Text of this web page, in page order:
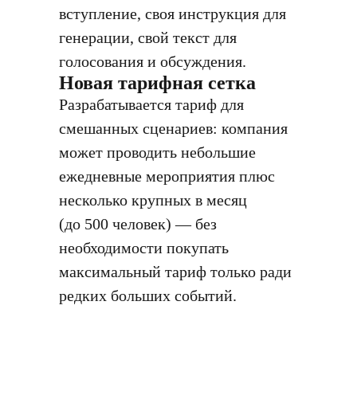
вступление, своя инструкция для
генерации, свой текст для
голосования и обсуждения.
Новая тарифная сетка
Разрабатывается тариф для
смешанных сценариев: компания
может проводить небольшие
ежедневные мероприятия плюс
несколько крупных в месяц
(до 500 человек) — без
необходимости покупать
максимальный тариф только ради
редких больших событий.